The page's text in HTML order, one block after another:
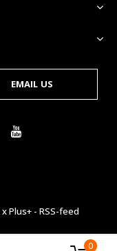
EMAIL US
xPlus+- RSS-feed
0